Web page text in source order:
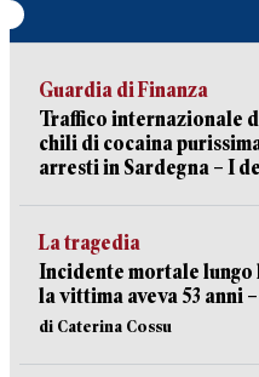
Guardia di Finanza
Traffico internazionale
chili di cocaina
arresti in Sardegna – I
La tragedia
Incidente mortale lungo
la vittima aveva 53 anni
di Caterina Cossu